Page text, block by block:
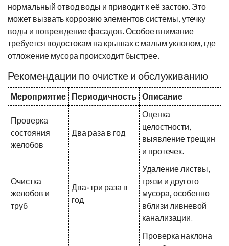
нормальный отвод воды и приводит к её застою. Это
может вызвать коррозию элементов системы, утечку
воды и повреждение фасадов. Особое внимание
требуется водостокам на крышах с малым уклоном, где
отложение мусора происходит быстрее.
Рекомендации по очистке и обслуживанию
Мероприятие Периодичность Описание
Проверка
состояния
желобов
Два раза в год
Оценка
целостности,
выявление трещин
и протечек.
Очистка
желобов и
труб
Два-три раза в
год
Удаление листвы,
грязи и другого
мусора, особенно
вблизи ливневой
канализации.
Проверка наклона